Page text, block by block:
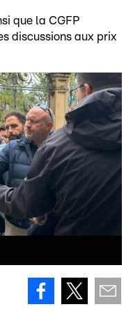
que la CGFP
discussions aux prix